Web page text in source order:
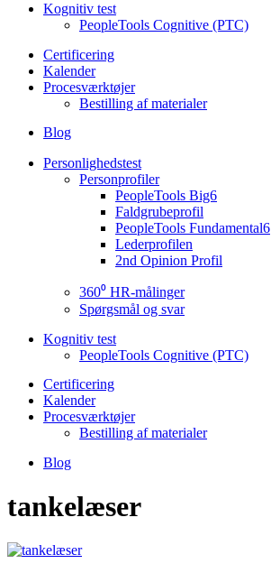
Kognitiv test
PeopleTools Cognitive (PTC)
Certificering
Kalender
Procesværktøjer
Bestilling af materialer
Blog
Personlighedstest
Personprofiler
PeopleTools Big6
Faldgrubeprofil
PeopleTools Fundamental6
Lederprofilen
2nd Opinion Profil
360⁰ HR-målinger
Spørgsmål og svar
Kognitiv test
PeopleTools Cognitive (PTC)
Certificering
Kalender
Procesværktøjer
Bestilling af materialer
Blog
tankelæser